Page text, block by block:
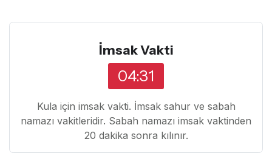
İmsak Vakti
04:31
Kula için imsak vakti. İmsak sahur ve sabah
namazı vakitleridir. Sabah namazı imsak vaktinden
20 dakika sonra kılınır.